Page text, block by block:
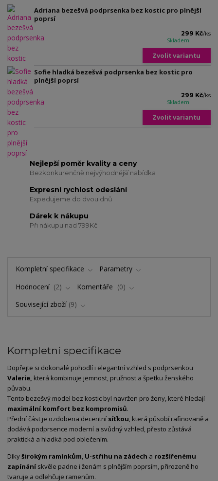
Adriana bezešvá podprsenka bez kostic pro plnější
poprsí
299 Kč/ks
Skladem
Zvolit variantu
Sofie hladká bezešvá podprsenka bez kostic pro
plnější poprsí
299 Kč/ks
Skladem
Zvolit variantu
Nejlepší poměr kvality a ceny
Bezkonkurenčně nejvýhodnější nabídka
Expresní rychlost odeslání
Expedujeme do dvou dnů
Dárek k nákupu
Při nákupu nad 799Kč
Kompletní specifikace
Parametry
Hodnocení
2 Komentáře
0
Související zboží 9
Kompletní specifikace
Dopřejte si dokonalé pohodlí i elegantní vzhled s podprsenkou
Valerie, která kombinuje jemnost, pružnost a špetku ženského
půvabu.
Tento bezešvý model bez kostic byl navržen pro ženy, které hledají
maximální komfort bez kompromisů.
Přední část je ozdobena decentní síťkou, která působí rafinovaně a
dodává podprsence moderní a svůdný vzhled, přesto zůstává
praktická a hladká pod oblečením.
Díkyširokým ramínkům, U-střihu na zádech a rozšířenému
zapínánískvěle padne i ženám s plnějším poprsím, přirozeně ho
tvaruje a odlehčuje ramenům.